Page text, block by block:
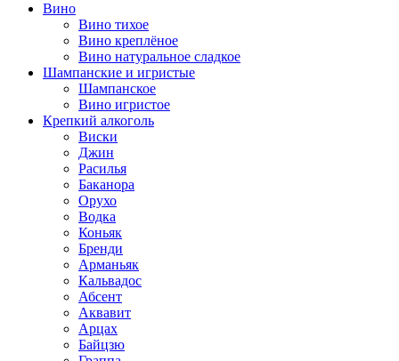
Вино
Вино тихое
Вино креплёное
Вино натуральное сладкое
Шампанские и игристые
Шампанское
Вино игристое
Крепкий алкоголь
Виски
Джин
Расилья
Баканора
Орухо
Водка
Коньяк
Бренди
Арманьяк
Кальвадос
Абсент
Аквавит
Арцах
Байцзю